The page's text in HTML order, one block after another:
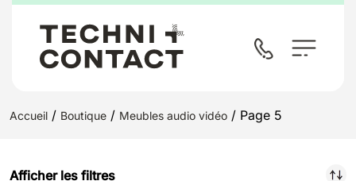
Accueil / Boutique / Meubles audio vidéo / Page 5
Afficher les filtres